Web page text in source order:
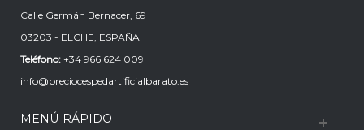
Calle Germán Bernacer, 69
03203 - ELCHE, ESPAÑA
Teléfono: +34 966 624 009
info@preciocespedartificialbarato.es
MENÚ RÁPIDO